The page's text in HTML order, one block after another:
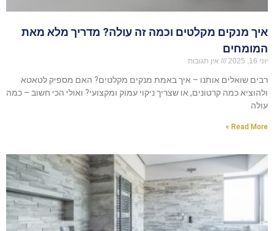
איך מנקים מקלטים וכמה זה עולה? מדריך מלא מאת
המומחים
יוני 16, 2025 אין תגובות
רבים שואלים אותנו – איך באמת מנקים מקלטים? האם מספיק לטאטא
ולהוציא כמה קרטונים, או שצריך ניקוי עמוק ומקצועי? ואולי הכי חשוב – כמה
עולה
Read More »